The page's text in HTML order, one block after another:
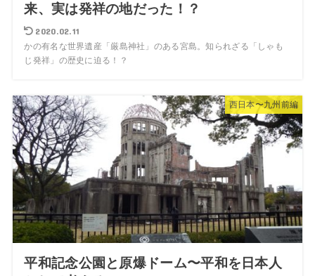
来、実は発祥の地だった！？
2020.02.11
かの有名な世界遺産「厳島神社」のある宮島。知られざる「しゃも
じ発祥」の歴史に迫る！？
西日本〜九州前編
平和記念公園と原爆ドーム〜平和を日本人